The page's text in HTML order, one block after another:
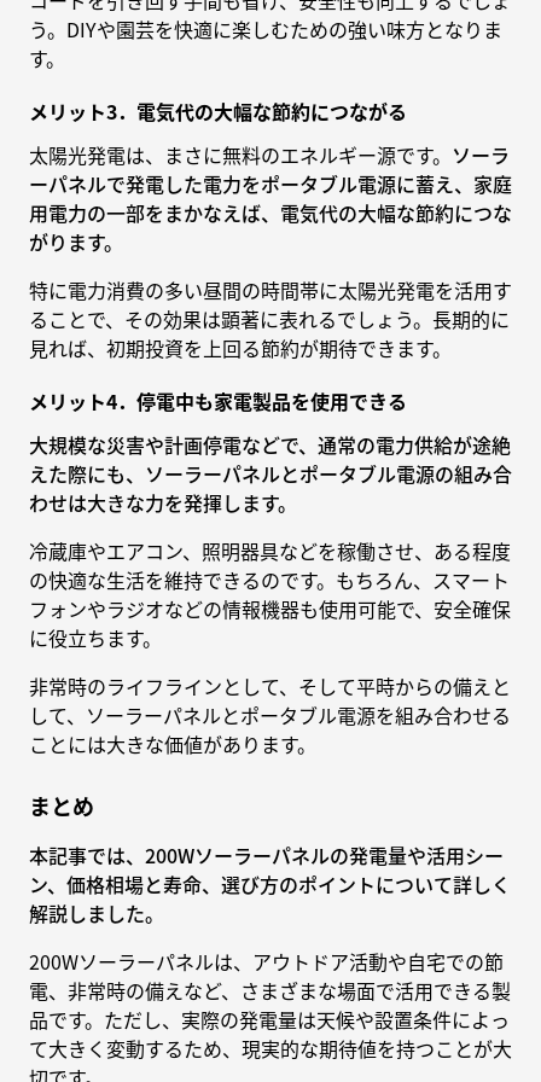
う。DIYや園芸を快適に楽しむための強い味方となりま
す。
メリット3．電気代の大幅な節約につながる
太陽光発電は、まさに無料のエネルギー源です。 ソーラ
ーパネルで発電した電力をポータブル電源に蓄え、家庭
用電力の一部をまかなえば、電気代の大幅な節約につな
がります。
特に電力消費の多い昼間の時間帯に太陽光発電を活用す
ることで、その効果は顕著に表れるでしょう。長期的に
見れば、初期投資を上回る節約が期待できます。
メリット4．停電中も家電製品を使用できる
大規模な災害や計画停電などで、通常の電力供給が途絶
えた際にも、ソーラーパネルとポータブル電源の組み合
わせは大きな力を発揮します。
冷蔵庫やエアコン、照明器具などを稼働させ、ある程度
の快適な生活を維持できるのです。もちろん、スマート
フォンやラジオなどの情報機器も使用可能で、安全確保
に役立ちます。
非常時のライフラインとして、そして平時からの備えと
して、ソーラーパネルとポータブル電源を組み合わせる
ことには大きな価値があります。
まとめ
本記事では、200Wソーラーパネルの発電量や活用シー
ン、価格相場と寿命、選び方のポイントについて詳しく
解説しました。
200Wソーラーパネルは、アウトドア活動や自宅での節
電、非常時の備えなど、さまざまな場面で活用できる製
品です。ただし、実際の発電量は天候や設置条件によっ
て大きく変動するため、現実的な期待値を持つことが大